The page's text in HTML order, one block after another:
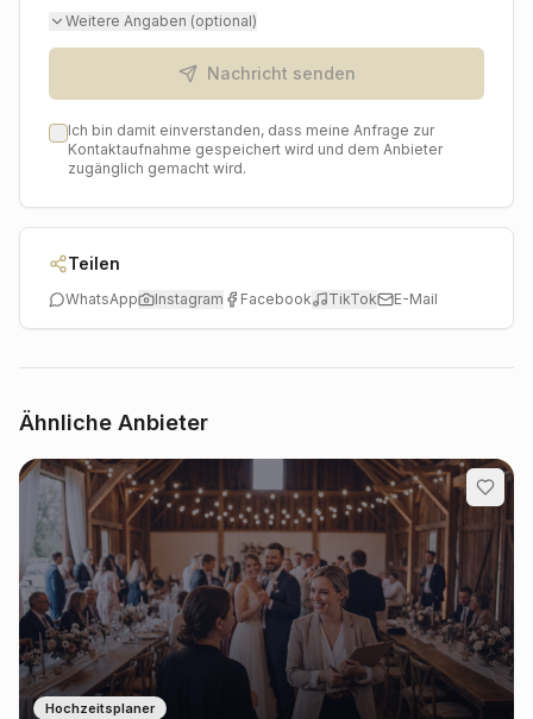
können. Lehnen Sie sich zurück und erleben Sie, wie
orchestriert und mit viel Herzblut umgesetzt.
Weitere Angaben (optional)
Nachricht senden
Ich bin damit einverstanden, dass meine Anfrage zur
Kontaktaufnahme gespeichert wird und dem Anbieter
zugänglich gemacht wird.
Teilen
WhatsApp Instagram Facebook TikTok E-Mail
Ähnliche Anbieter
Hochzeitsplaner